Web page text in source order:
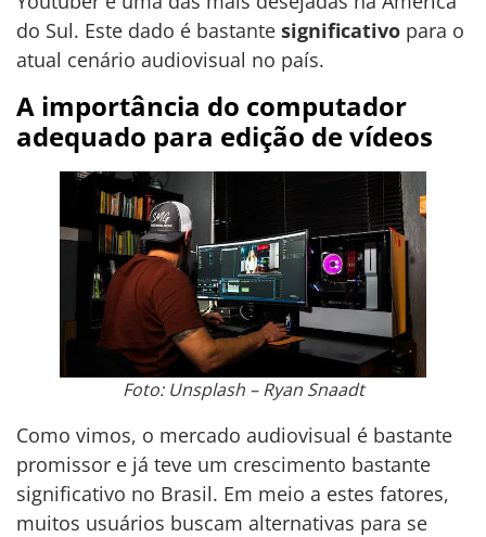
do Sul. Este dado é bastante significativo para o
atual cenário audiovisual no país.
A importância do computador
adequado para edição de vídeos
Foto: Unsplash – Ryan Snaadt
Como vimos, o mercado audiovisual é bastante
promissor e já teve um crescimento bastante
significativo no Brasil. Em meio a estes fatores,
muitos usuários buscam alternativas para se